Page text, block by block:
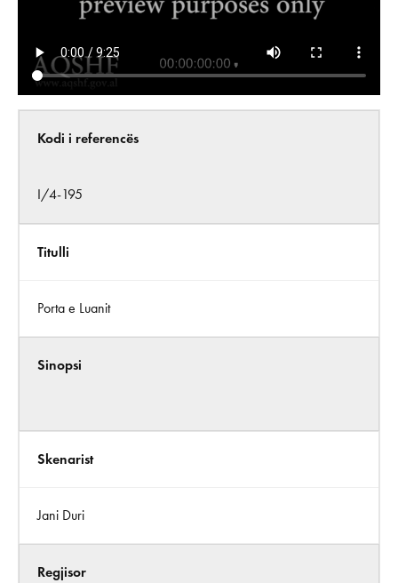
Kodi i referencës
I/4-195
Titulli
Porta e Luanit
Sinopsi
Skenarist
Jani Duri
Regjisor